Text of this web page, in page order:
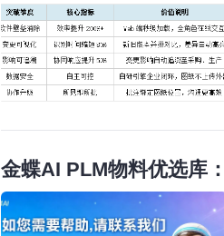
金蝶AI PLM物料优选库